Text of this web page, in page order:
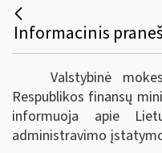
Valstybinė
Respublikos finansų
informuoja apie
administravimo